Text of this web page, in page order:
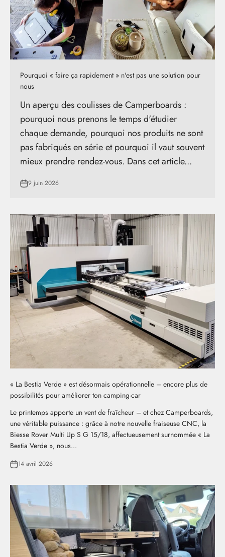
Pourquoi « faire ça rapidement » n'est pas une solution pour
nous
Un aperçu des coulisses de Camperboards :
pourquoi nous prenons le temps d'étudier
chaque demande, pourquoi nos produits ne sont
pas fabriqués en série et pourquoi il vaut souvent
mieux prendre rendez-vous. Dans cet article...
9 juin 2026
« La Bestia Verde » est désormais opérationnelle – encore plus de
possibilités pour améliorer ton camping-car
Le printemps apporte un vent de fraîcheur – et chez Camperboards,
une véritable puissance : grâce à notre nouvelle fraiseuse CNC, la
Biesse Rover Multi Up S G 15/18, affectueusement surnommée « La
Bestia Verde », nous...
14 avril 2026